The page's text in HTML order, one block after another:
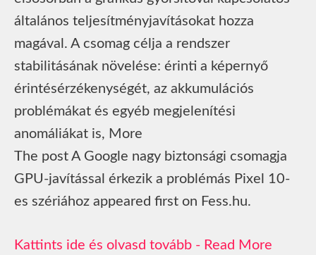
általános teljesítményjavításokat hozza
magával. A csomag célja a rendszer
stabilitásának növelése: érinti a képernyő
érintésérzékenységét, az akkumulációs
problémákat és egyéb megjelenítési
anomáliákat is, More
The post A Google nagy biztonsági csomagja
GPU-javítással érkezik a problémás Pixel 10-
es szériához appeared first on Fess.hu.
Read More